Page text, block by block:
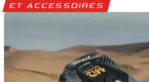
ET ACCESSOIRES